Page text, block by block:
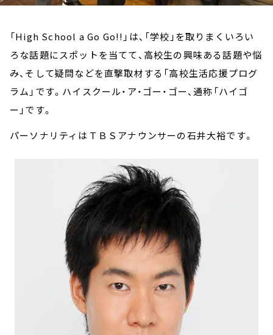
「High School a Go Go!!」は、「学校」を取りまくいろい
ろな話題にスポットを当てて、高校生の興味ある話題や悩
み、そして疑問などを直撃取材する「高校生活応援プログ
ラム」です。ハイスクール・ア・ゴー・ゴー、通称「ハイゴ
ー」です。
パーソナリティはＴＢＳアナウンサーの石井大裕です。